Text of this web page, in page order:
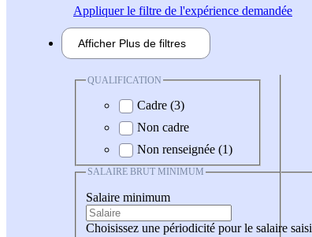
Appliquerle filtre de l'expérience demandée
Afficher Plus de filtres
QUALIFICATION
Cadre (3)
Non cadre
Non renseignée (1)
SALAIRE BRUT MINIMUM
Salaire minimum
Choisissez une périodicité pour le salaire saisi